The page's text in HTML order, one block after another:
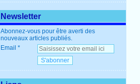
Newsletter
Abonnez-vous pour être averti des
nouveaux articles publiés.
Email